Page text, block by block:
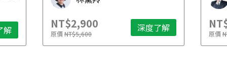
解 NT$2,900
原價NT$5,600 深度了解 原價